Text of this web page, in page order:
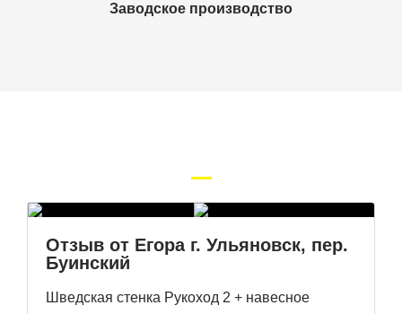
Заводское производство
Отзыв от Егора г. Ульяновск, пер.
Буинский
Шведская стенка Рукоход 2 + навесное